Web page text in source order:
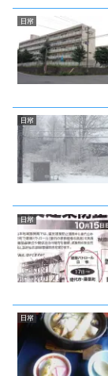
日常
日常
日常
日常